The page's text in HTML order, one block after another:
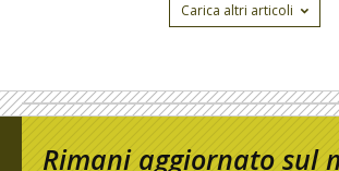
Carica altri articoli
Rimani aggiornato sul